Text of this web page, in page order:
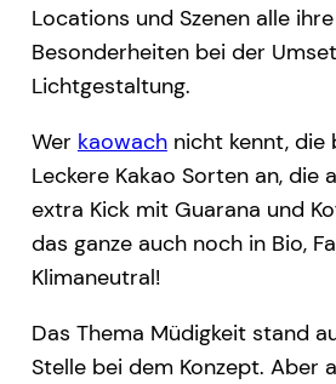
Locations und Szenen alle
Besonderheiten bei der
Lichtgestaltung.
Wer kaowachnicht kennt, die
Leckere Kakao Sorten an, die
extra Kick mit Guarana und
das ganze auch noch in Bio,
Klimaneutral!
Das Thema Müdigkeit stand
Stelle bei dem Konzept. Aber